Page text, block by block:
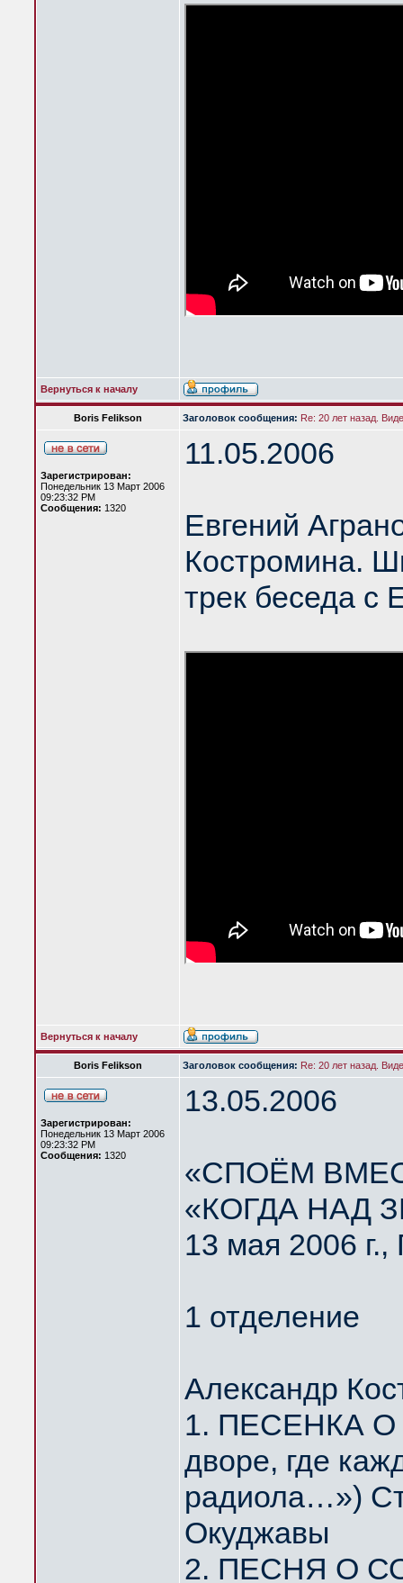
Вернуться к началу
Boris Felikson Заголовок сообщения: Re: 20 лет назад.
Зарегистрирован:
Понедельник 13 Март 2006
09:23:32 PM
Сообщения: 1320
11.05.2006
Евгений
Костромина.
трек беседа с
Вернуться к началу
Boris Felikson Заголовок сообщения: Re: 20 лет назад.
Зарегистрирован:
Понедельник 13 Март 2006
09:23:32 PM
Сообщения: 1320
13.05.2006
«СПОЁМ
«КОГДА НАД
13 мая 2006 г.,
1 отделение
Александр
1. ПЕСЕНКА
дворе, где
радиола…»)
Окуджавы
2. ПЕСНЯ О